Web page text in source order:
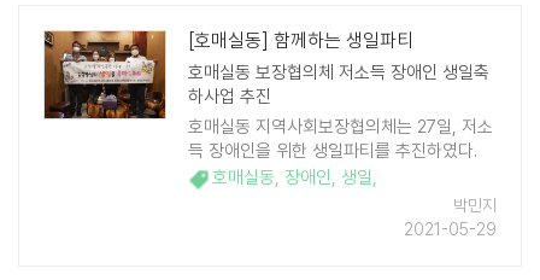
[호매실동] 함께하는 생일파티
호매실동 보장협의체 저소득 장애인 생일축
하사업 추진
호매실동 지역사회보장협의체는 27일, 저소
득 장애인을 위한 생일파티를 추진하였다.
호매실동 지역사회보장협의체(위원장 심윤
식)는 관내 저소득 장애인의 생일을 축하하
기 위해 사랑과 정성이 가득한 도시락을 전
호매실동, 장애인, 생일,
박민지
2021-05-29